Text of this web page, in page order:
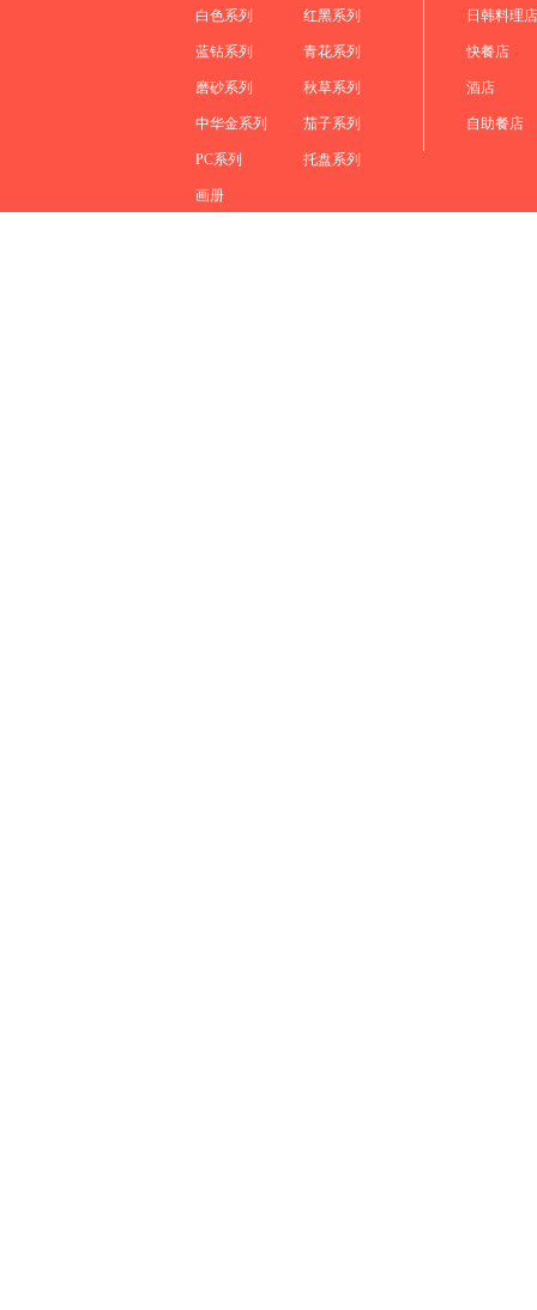
白色系列 红黑系列
蓝钻系列 青花系列
磨砂系列 秋草系列
中华金系列 茄子系列
PC系列 托盘系列
画册
日韩料理店
快餐店
酒店
自助餐店